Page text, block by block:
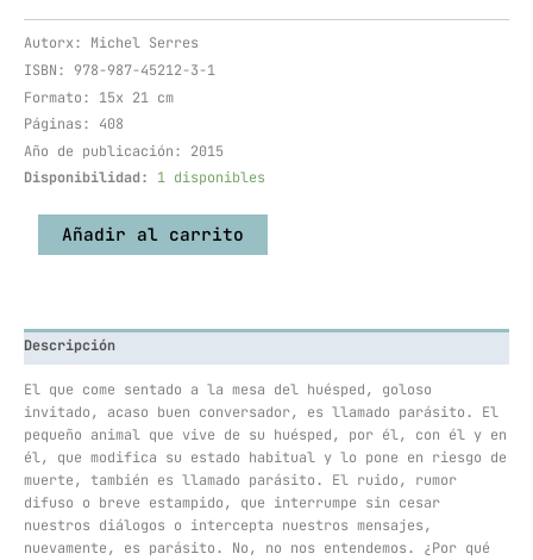
Autorx: Michel Serres
ISBN: 978-987-45212-3-1
Formato: 15x 21 cm
Páginas: 408
Año de publicación: 2015
Disponibilidad:
1 disponibles
Añadir al carrito
Descripción
El que come sentado a la mesa del huésped, goloso
invitado, acaso buen conversador, es llamado parásito. El
pequeño animal que vive de su huésped, por él, con él y en
él, que modifica su estado habitual y lo pone en riesgo de
muerte, también es llamado parásito. El ruido, rumor
difuso o breve estampido, que interrumpe sin cesar
nuestros diálogos o intercepta nuestros mensajes,
nuevamente, es parásito. No, no nos entendemos. ¿Por qué